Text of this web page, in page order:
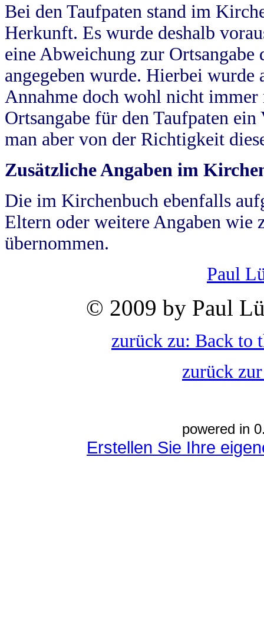
Bei den Taufpaten stand im
Herkunft. Es wurde deshalb
eine Abweichung zur
angegeben wurde. Hierbei wurde
Annahme doch wohl nicht
Ortsangabe für den Taufpaten
man aber von der Richtigkeit
Zusätzliche Angaben im
Die im Kirchenbuch ebenfalls
Eltern oder weitere Angaben wie
übernommen.
Paul
© 2009 by Paul
zurück zu: Back to
zurück
powered in
Erstellen Sie Ihre